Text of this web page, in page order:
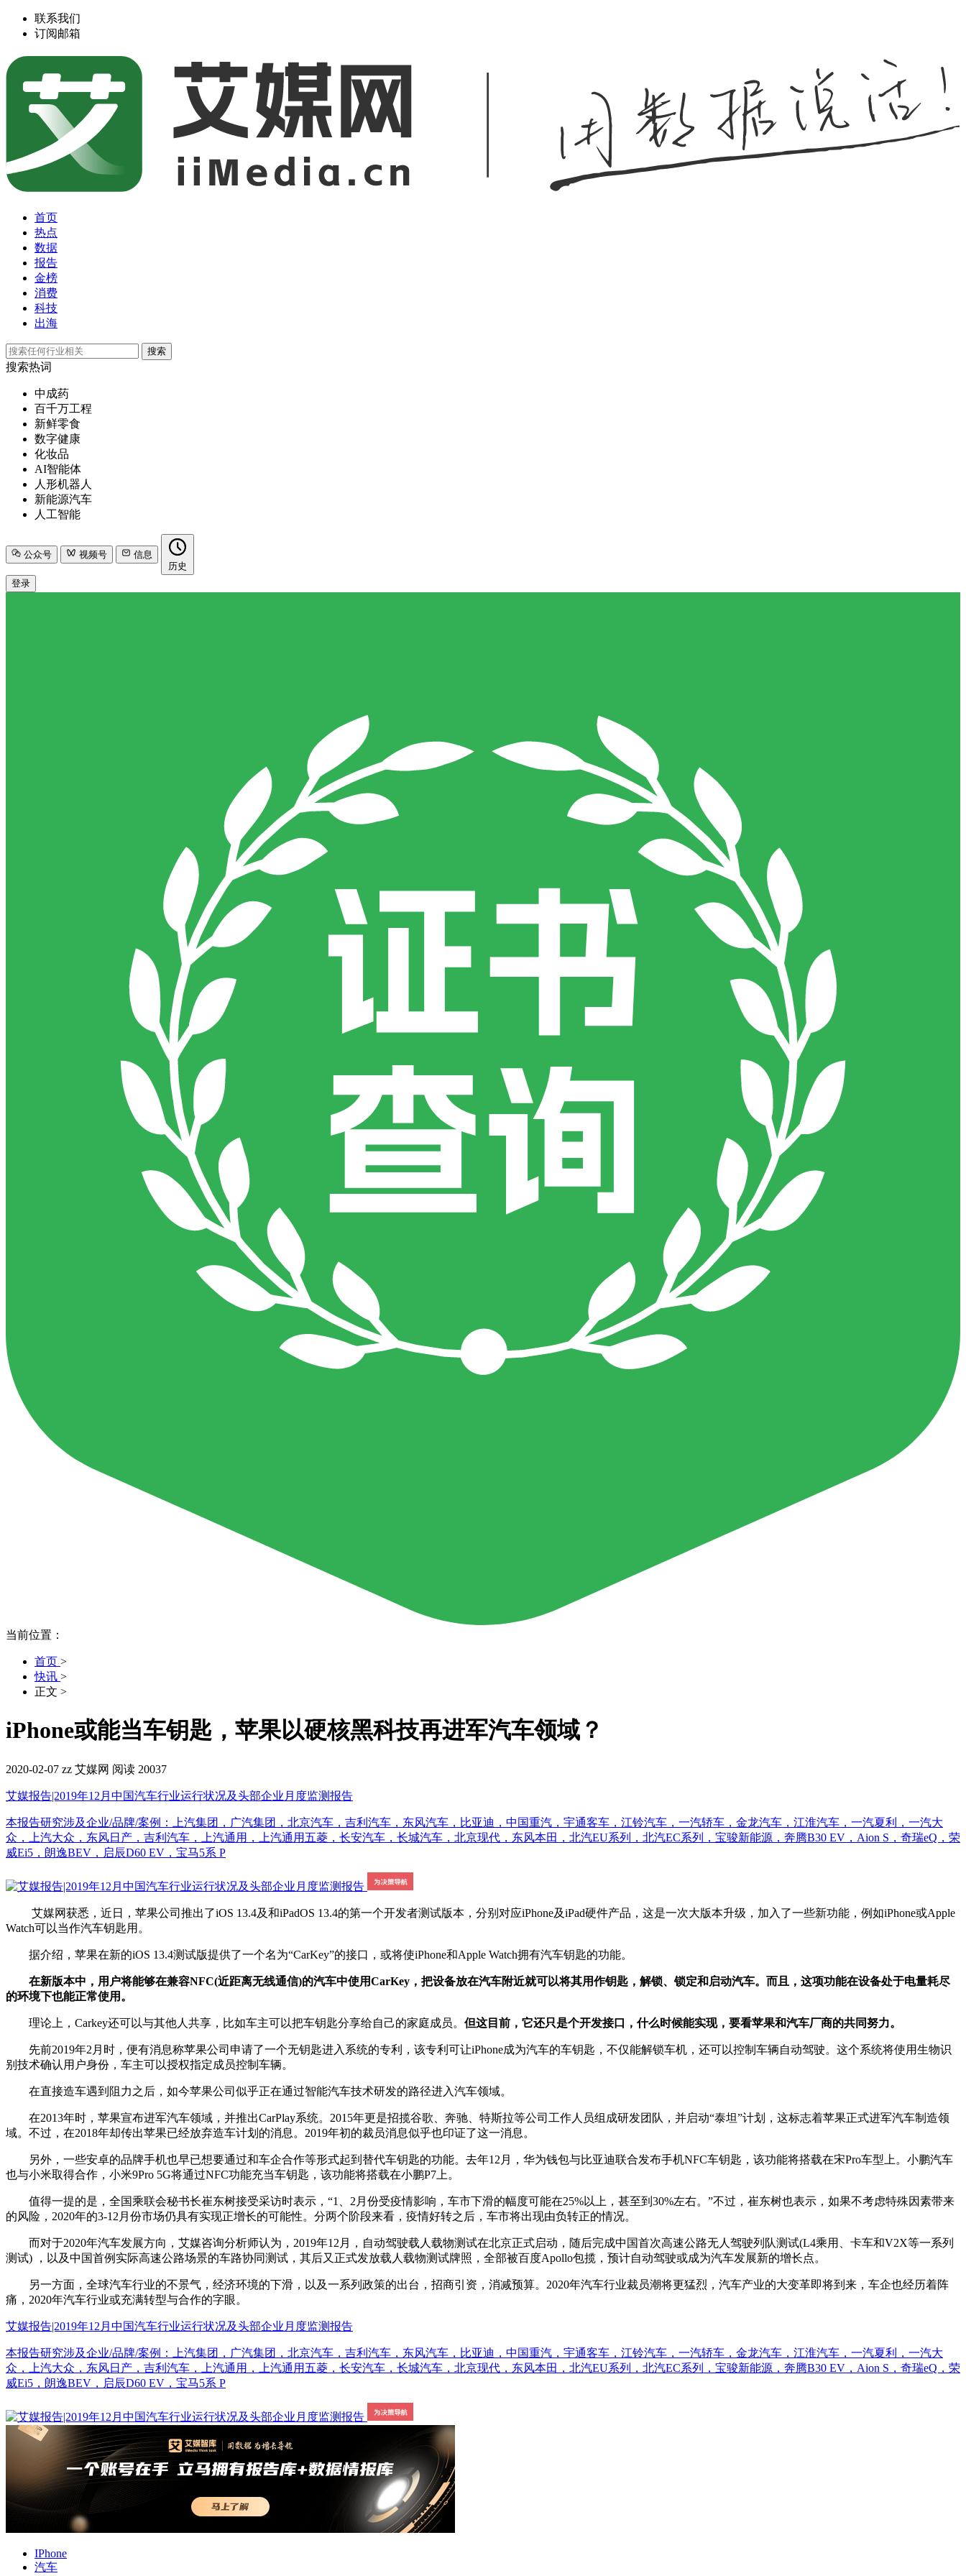
联系我们
订阅邮箱
首页
热点
数据
报告
金榜
消费
科技
出海
搜索
搜索热词
中成药
百千万工程
新鲜零食
数字健康
化妆品
AI智能体
人形机器人
新能源汽车
人工智能
公众号 视频号
信息
历史
登录
当前位置：
首页 >
快讯 >
正文 >
iPhone或能当车钥匙，苹果以硬核黑科技再进军汽车领域？
2020-02-07 zz 艾媒网 阅读 20037
艾媒报告|2019年12月中国汽车行业运行状况及头部企业月度监测报告
本报告研究涉及企业/品牌/案例：上汽集团，广汽集团，北京汽车，吉利汽车，东风汽车，比亚迪，中国重汽，宇通客车，江铃汽车，一汽轿车，金龙汽车，江淮汽车，一汽夏利，一汽大
众，上汽大众，东风日产，吉利汽车，上汽通用，上汽通用五菱，长安汽车，长城汽车，北京现代，东风本田，北汽EU系列，北汽EC系列，宝骏新能源，奔腾B30 EV，Aion S，奇瑞eQ，荣
威Ei5，朗逸BEV，启辰D60 EV，宝马5系 P
艾媒网获悉，近日，苹果公司推出了iOS 13.4及和iPadOS 13.4的第一个开发者测试版本，分别对应iPhone及iPad硬件产品，这是一次大版本升级，加入了一些新功能，例如iPhone或Apple
Watch可以当作汽车钥匙用。
据介绍，苹果在新的iOS 13.4测试版提供了一个名为“CarKey”的接口，或将使iPhone和Apple Watch拥有汽车钥匙的功能。
在新版本中，用户将能够在兼容NFC(近距离无线通信)的汽车中使用CarKey，把设备放在汽车附近就可以将其用作钥匙，解锁、锁定和启动汽车。而且，这项功能在设备处于电量耗尽
的环境下也能正常使用。
理论上，Carkey还可以与其他人共享，比如车主可以把车钥匙分享给自己的家庭成员。 但这目前，它还只是个开发接口，什么时候能实现，要看苹果和汽车厂商的共同努力。
先前2019年2月时，便有消息称苹果公司申请了一个无钥匙进入系统的专利，该专利可让iPhone成为汽车的车钥匙，不仅能解锁车机，还可以控制车辆自动驾驶。这个系统将使用生物识
别技术确认用户身份，车主可以授权指定成员控制车辆。
在直接造车遇到阻力之后，如今苹果公司似乎正在通过智能汽车技术研发的路径进入汽车领域。
在2013年时，苹果宣布进军汽车领域，并推出CarPlay系统。2015年更是招揽谷歌、奔驰、特斯拉等公司工作人员组成研发团队，并启动“泰坦”计划，这标志着苹果正式进军汽车制造领
域。不过，在2018年却传出苹果已经放弃造车计划的消息。2019年初的裁员消息似乎也印证了这一消息。
另外，一些安卓的品牌手机也早已想要通过和车企合作等形式起到替代车钥匙的功能。去年12月，华为钱包与比亚迪联合发布手机NFC车钥匙，该功能将搭载在宋Pro车型上。小鹏汽车
也与小米取得合作，小米9Pro 5G将通过NFC功能充当车钥匙，该功能将搭载在小鹏P7上。
值得一提的是，全国乘联会秘书长崔东树接受采访时表示，“1、2月份受疫情影响，车市下滑的幅度可能在25%以上，甚至到30%左右。”不过，崔东树也表示，如果不考虑特殊因素带来
的风险，2020年的3-12月份市场仍具有实现正增长的可能性。分两个阶段来看，疫情好转之后，车市将出现由负转正的情况。
而对于2020年汽车发展方向，艾媒咨询分析师认为，2019年12月，自动驾驶载人载物测试在北京正式启动，随后完成中国首次高速公路无人驾驶列队测试(L4乘用、卡车和V2X等一系列
测试) ，以及中国首例实际高速公路场景的车路协同测试，其后又正式发放载人载物测试牌照，全部被百度Apollo包揽，预计自动驾驶或成为汽车发展新的增长点。
另一方面，全球汽车行业的不景气，经济环境的下滑，以及一系列政策的出台，招商引资，消减预算。2020年汽车行业裁员潮将更猛烈，汽车产业的大变革即将到来，车企也经历着阵
痛，2020年汽车行业或充满转型与合作的字眼。
艾媒报告|2019年12月中国汽车行业运行状况及头部企业月度监测报告
本报告研究涉及企业/品牌/案例：上汽集团，广汽集团，北京汽车，吉利汽车，东风汽车，比亚迪，中国重汽，宇通客车，江铃汽车，一汽轿车，金龙汽车，江淮汽车，一汽夏利，一汽大
众，上汽大众，东风日产，吉利汽车，上汽通用，上汽通用五菱，长安汽车，长城汽车，北京现代，东风本田，北汽EU系列，北汽EC系列，宝骏新能源，奔腾B30 EV，Aion S，奇瑞eQ，荣
威Ei5，朗逸BEV，启辰D60 EV，宝马5系 P
IPhone
汽车